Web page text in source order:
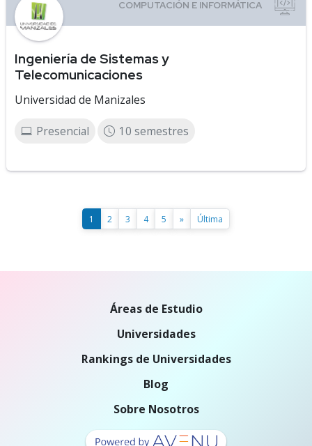
Ingeniería de Sistemas y
Telecomunicaciones
Universidad de Manizales
Presencial 10 semestres
1 2 3 4 5 » Última
Áreas de Estudio
Universidades
Rankings de Universidades
Blog
Sobre Nosotros